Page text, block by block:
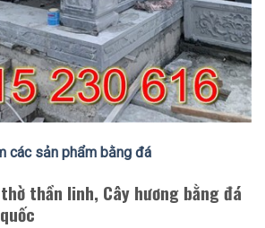
các sản phẩm bằng đá
thần linh, Cây hương bằng đá